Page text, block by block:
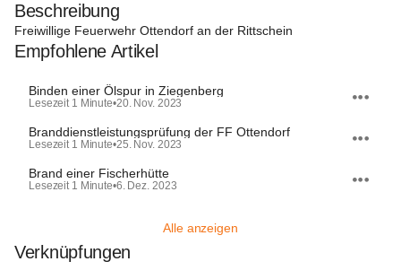
Beschreibung
Freiwillige Feuerwehr Ottendorf an der Rittschein
Empfohlene Artikel
Binden einer Ölspur in Ziegenberg
Lesezeit 1 Minute•20. Nov. 2023
Branddienstleistungsprüfung der FF Ottendorf
Lesezeit 1 Minute•25. Nov. 2023
Brand einer Fischerhütte
Lesezeit 1 Minute•6. Dez. 2023
Alle anzeigen
Verknüpfungen